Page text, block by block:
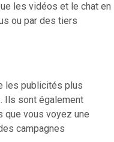
les vidéos et le chat en
ou par des tiers
les publicités plus
Ils sont également
vous voyez une
campagnes